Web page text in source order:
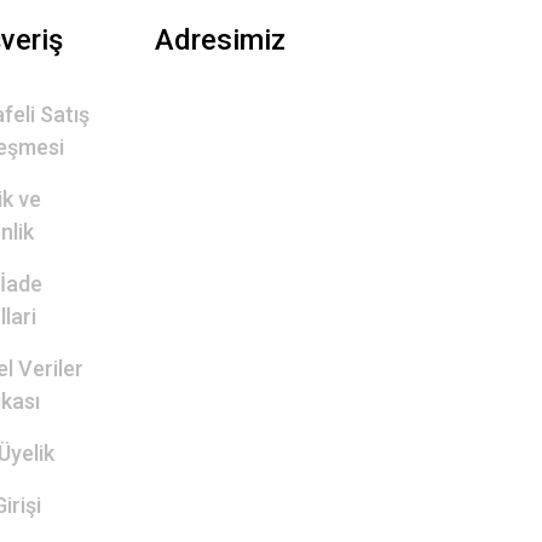
Satış
ve
Veriler
Adresimiz